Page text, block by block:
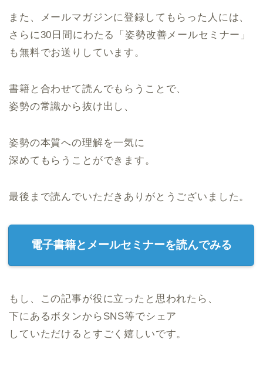
また、メールマガジンに登録してもらった人には、
さらに30日間にわたる「姿勢改善メールセミナー」
も無料でお送りしています。
書籍と合わせて読んでもらうことで、
姿勢の常識から抜け出し、
姿勢の本質への理解を一気に
深めてもらうことができます。
最後まで読んでいただきありがとうございました。
電子書籍とメールセミナーを読んでみる
もし、この記事が役に立ったと思われたら、
下にあるボタンからSNS等でシェア
していただけるとすごく嬉しいです。